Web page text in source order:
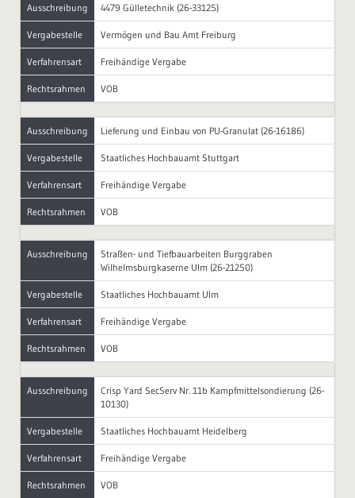
Ausschreibung 4479 Gülletechnik (26-33125)
Vergabestelle Vermögen und Bau Amt Freiburg
Verfahrensart Freihändige Vergabe
Rechtsrahmen VOB
Ausschreibung Lieferung und Einbau von PU-Granulat (26-16186)
Vergabestelle Staatliches Hochbauamt Stuttgart
Verfahrensart Freihändige Vergabe
Rechtsrahmen VOB
Ausschreibung
Straßen- und Tiefbauarbeiten Burggraben
Wilhelmsburgkaserne Ulm (26-21250)
Vergabestelle Staatliches Hochbauamt Ulm
Verfahrensart Freihändige Vergabe
Rechtsrahmen VOB
Ausschreibung
Crisp Yard SecServ Nr. 11b Kampfmittelsondierung (26-
10130)
Vergabestelle Staatliches Hochbauamt Heidelberg
Verfahrensart Freihändige Vergabe
Rechtsrahmen VOB